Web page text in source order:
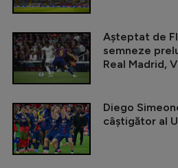
Așteptat de
semneze
Real Madrid,
Diego
câștigător al